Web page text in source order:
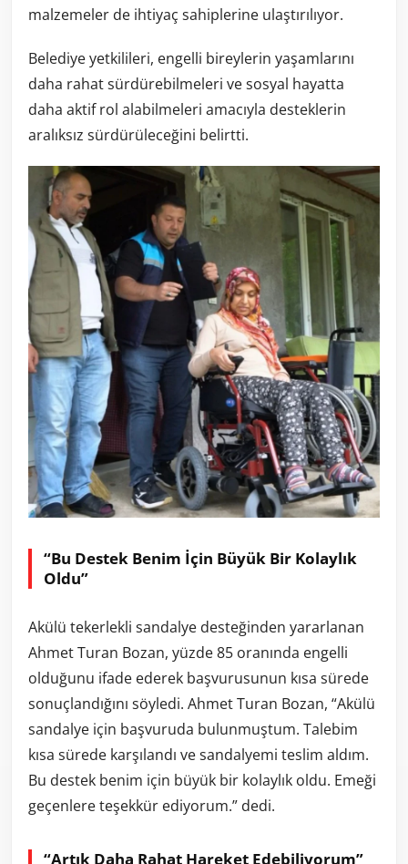
malzemeler de ihtiyaç sahiplerine ulaştırılıyor.
Belediye yetkilileri, engelli bireylerin yaşamlarını
daha rahat sürdürebilmeleri ve sosyal hayatta
daha aktif rol alabilmeleri amacıyla desteklerin
aralıksız sürdürüleceğini belirtti.
“Bu Destek Benim İçin Büyük Bir Kolaylık
Oldu”
Akülü tekerlekli sandalye desteğinden yararlanan
Ahmet Turan Bozan, yüzde 85 oranında engelli
olduğunu ifade ederek başvurusunun kısa sürede
sonuçlandığını söyledi. Ahmet Turan Bozan, “Akülü
sandalye için başvuruda bulunmuştum. Talebim
kısa sürede karşılandı ve sandalyemi teslim aldım.
Bu destek benim için büyük bir kolaylık oldu. Emeği
geçenlere teşekkür ediyorum.” dedi.
“Artık Daha Rahat Hareket Edebiliyorum”